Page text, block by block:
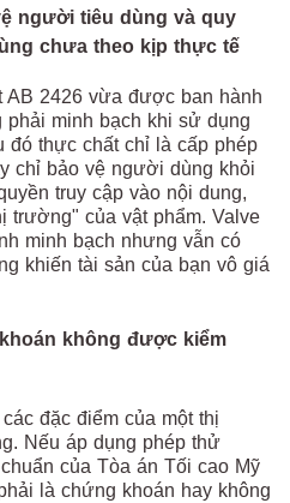
người tiêu dùng và quy
chưa theo kịp thực tế
AB 2426 vừa được ban hành
phải minh bạch khi sử dụng
đó thực chất chỉ là cấp phép
chỉ bảo vệ người dùng khỏi
truy cập vào nội dung,
trường" của vật phẩm. Valve
minh bạch nhưng vẫn có
khiến tài sản của bạn vô giá
không được kiểm
đặc điểm của một thị
Nếu áp dụng phép thử
của Tòa án Tối cao Mỹ
là chứng khoán hay không